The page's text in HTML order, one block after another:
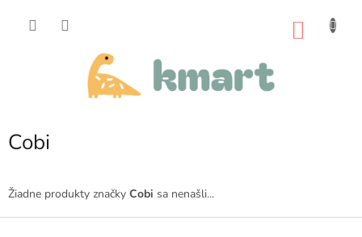
Cobi
Žiadne produkty značky Cobi sa nenašli...
Z